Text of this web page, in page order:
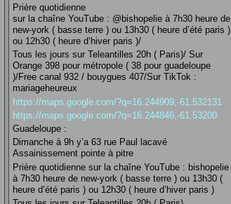
Prière quotidienne
sur la chaîne YouTube : @bishopelie à 7h30 heure de
new-york ( basse terre ) ou 13h30 ( heure d’été paris )
ou 12h30 ( heure d’hiver paris )/
Tous les jours sur Teleantilles 20h ( Paris)/ Sur
Orange 398 pour métropole ( 38 pour guadeloupe
)/Free canal 932 / bouygues 407/Sur TikTok :
mariageheureux
https://maps.google.com/?q=16.244909,-61.532131
https://maps.google.com/?q=16.244846,-61.53200
Guadeloupe :
Dimanche à 9h y’a 63 rue Paul lacavé
Assainissement pointe à pitre
Prière quotidienne sur la chaîne YouTube : bishopelie
à 7h30 heure de new-york ( basse terre ) ou 13h30 (
heure d’été paris ) ou 12h30 ( heure d’hiver paris )